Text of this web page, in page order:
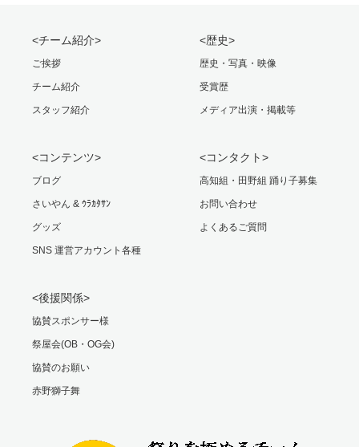
<チーム紹介>
ご挨拶
チーム紹介
スタッフ紹介
<歴史>
歴史・写真・映像
受賞歴
メディア出演・掲載等
<コンテンツ>
ブログ
さいやん & ｳﾗｶﾀｻﾝ
グッズ
SNS 運営アカウント各種
<コンタクト>
高知組・田野組 踊り子募集
お問い合わせ
よくあるご質問
<後援関係>
協賛スポンサー様
祭屋会(OB・OG会)
協賛のお願い
赤野獅子舞